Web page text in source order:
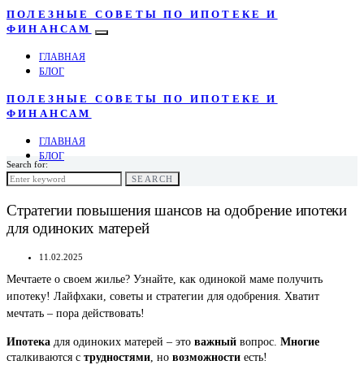
ПОЛЕЗНЫЕ СОВЕТЫ ПО ИПОТЕКЕ И
ФИНАНСАМ
ГЛАВНАЯ
БЛОГ
ПОЛЕЗНЫЕ СОВЕТЫ ПО ИПОТЕКЕ И
ФИНАНСАМ
ГЛАВНАЯ
БЛОГ
Search for:
SEARCH
Стратегии повышения шансов на одобрение ипотеки
для одиноких матерей
11.02.2025
Мечтаете о своем жилье? Узнайте, как одинокой маме получить
ипотеку! Лайфхаки, советы и стратегии для одобрения. Хватит
мечтать – пора действовать!
Ипотека для одиноких матерей – это важный вопрос. Многие
сталкиваются с трудностями, но возможности есть!